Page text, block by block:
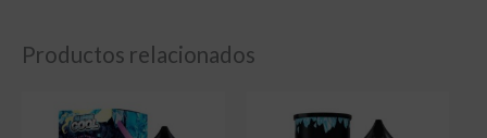
Productos relacionados